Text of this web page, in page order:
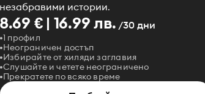
незабравими истории.
8.69 € | 16.99 лв. /30 дни
1 профил
Неограничен достъп
Избирайте от хиляди заглавия
Слушайте и четете неограничено
Прекратете по всяко време